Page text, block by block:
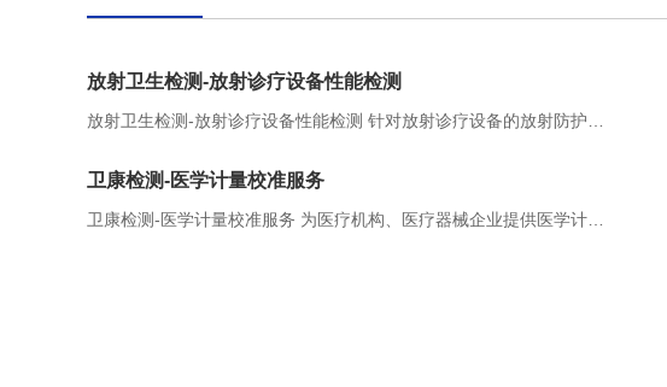
放射卫生检测-放射诊疗设备性能检测
放射卫生检测-放射诊疗设备性能检测 针对放射诊疗设备的放射防护性
线机、CR、DR、CT、DSA、乳腺摄影机、X射线治疗机、γ后装治疗
机、钴-60远距离治疗机、医用电子加速器、立体定向放射治疗装、
卫康检测-医学计量校准服务
卫康检测-医学计量校准服务 为医疗机构、医疗器械企业提供医学计量